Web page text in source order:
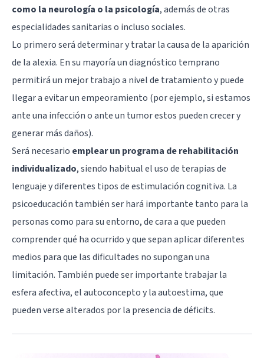
como la neurología o la psicología, además de otras
especialidades sanitarias o incluso sociales.
Lo primero será determinar y tratar la causa de la aparición
de la alexia. En su mayoría un diagnóstico temprano
permitirá un mejor trabajo a nivel de tratamiento y puede
llegar a evitar un empeoramiento (por ejemplo, si estamos
ante una infección o ante un tumor estos pueden crecer y
generar más daños).
Será necesario emplear un programa de rehabilitación
individualizado, siendo habitual el uso de terapias de
lenguaje y diferentes tipos de estimulación cognitiva. La
psicoeducación también ser hará importante tanto para la
personas como para su entorno, de cara a que pueden
comprender qué ha ocurrido y que sepan aplicar diferentes
medios para que las dificultades no supongan una
limitación. También puede ser importante trabajar la
esfera afectiva, el autoconcepto y la autoestima, que
pueden verse alterados por la presencia de déficits.